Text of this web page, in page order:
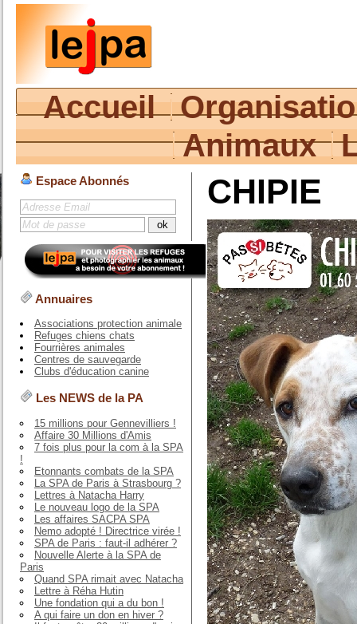
Accueil
Animaux
Espace Abonnés
Annuaires
Associations protection animale
Refuges chiens chats
Fourrières animales
Centres de sauvegarde
Clubs d'éducation canine
Les NEWS de la PA
15 millions pour Gennevilliers !
Affaire 30 Millions d'Amis
7 fois plus pour la com à la SPA
!
Etonnants combats de la SPA
La SPA de Paris à Strasbourg ?
Lettres à Natacha Harry
Le nouveau logo de la SPA
Les affaires SACPA SPA
Nemo adopté ! Directrice virée !
SPA de Paris : faut-il adhérer ?
Nouvelle Alerte à la SPA de
Paris
Quand SPA rimait avec Natacha
Lettre à Réha Hutin
Une fondation qui a du bon !
A qui faire un don en hiver ?
CHIPIE